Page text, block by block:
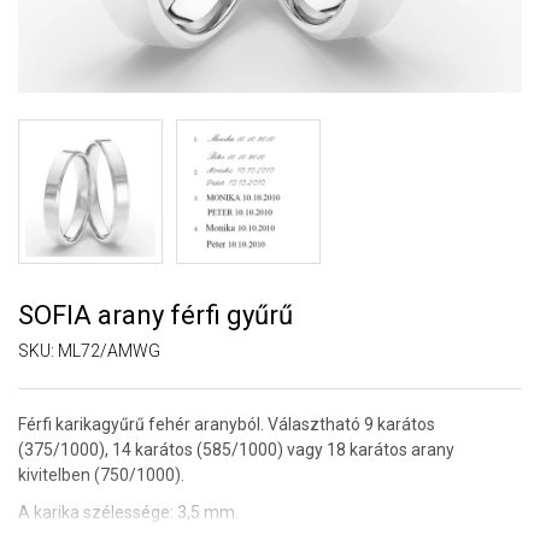
SOFIA arany férfi gyűrű
SKU: ML72/AMWG
Férfi karikagyűrű fehér aranyból. Választható 9 karátos
(375/1000), 14 karátos (585/1000) vagy 18 karátos arany
kivitelben (750/1000).
A karika szélessége: 3,5 mm.